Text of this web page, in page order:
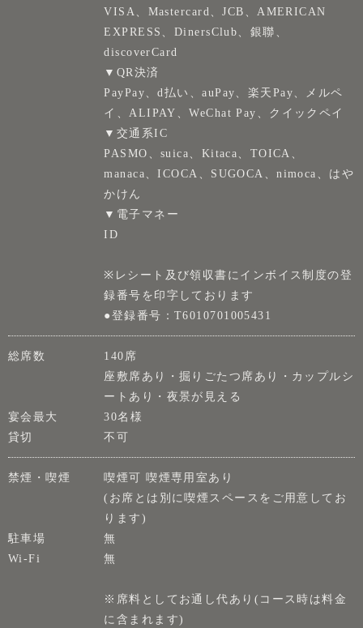
VISA、Mastercard、JCB、AMERICAN
EXPRESS、DinersClub、銀聯、
discoverCard
▼QR決済
PayPay、d払い、auPay、楽天Pay、メルペ
イ、ALIPAY、WeChat Pay、クイックペイ
▼交通系IC
PASMO、suica、Kitaca、TOICA、
manaca、ICOCA、SUGOCA、nimoca、はや
かけん
▼電子マネー
ID
※レシート及び領収書にインボイス制度の登
録番号を印字しております
●登録番号：T6010701005431
総席数
140席
座敷席あり・掘りごたつ席あり・カップルシ
ートあり・夜景が見える
宴会最大
30名様
貸切
不可
禁煙・喫煙
喫煙可 喫煙専用室あり
(お席とは別に喫煙スペースをご用意してお
ります)
駐車場
無
Wi-Fi
無
※席料としてお通し代あり(コース時は料金
に含まれます)